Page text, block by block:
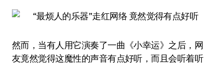
然而，当有人用它演奏了一曲《小幸运》之后，网
友竟然觉得这魔性的声音有点好听，而且会听着听